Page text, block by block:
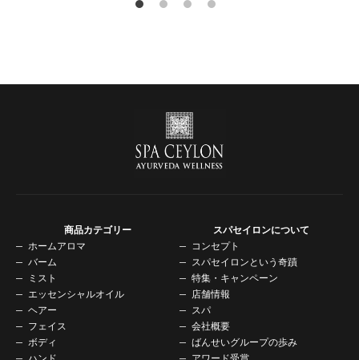
商品カテゴリー
ホームアロマ
バーム
ミスト
エッセンシャルオイル
ヘアー
フェイス
ボディ
スパセイロンについて
コンセプト
スパセイロンという奇蹟
特集・キャンペーン
店舗情報
スパ
会社概要
ばんせいグループの歩み